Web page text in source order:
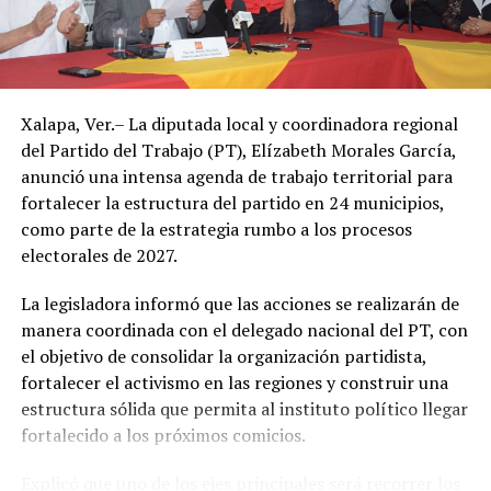
Sin embargo, el ambiente seguirá siendo caluroso, con
un descenso apenas perceptible en la temperatura a
partir de este jueves.
exposición prolongada al sol durante las horas de mayor
radiación, mantenerse hidratado y tomar precauciones
ante posibles tormentas eléctricas, especialmente en
regiones montañosas y del sur de Veracruz.
Xalapa, Ver.– La diputada local y coordinadora regional
del Partido del Trabajo (PT), Elízabeth Morales García,
anunció una intensa agenda de trabajo territorial para
fortalecer la estructura del partido en 24 municipios,
como parte de la estrategia rumbo a los procesos
electorales de 2027.
La legisladora informó que las acciones se realizarán de
manera coordinada con el delegado nacional del PT, con
el objetivo de consolidar la organización partidista,
fortalecer el activismo en las regiones y construir una
estructura sólida que permita al instituto político llegar
fortalecido a los próximos comicios.